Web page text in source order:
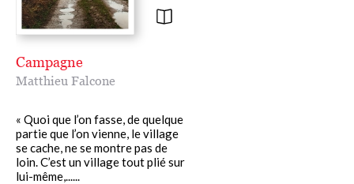
Campagne
Matthieu Falcone
« Quoi que l’on fasse, de quelque
partie que l’on vienne, le village
se cache, ne se montre pas de
loin. C’est un village tout plié sur
lui-même,......